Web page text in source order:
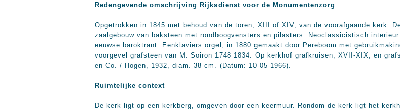
Redengevende omschrijving Rijksdienst voor de Monumentenzorg
Opgetrokken in 1845 met behoud van de toren, XIII of XIV, van de voorafgaande kerk.
zaalgebouw van baksteen met rondboogvensters en pilasters. Neoclassicistisch
eeuwse baroktrant. Eenklaviers orgel, in 1880 gemaakt door Pereboom met
voorgevel grafsteen van M. Soiron 1748 1834. Op kerkhof grafkruisen, XVII-XIX, en
en Co. / Hogen, 1932, diam. 38 cm. (Datum: 10-05-1966).
Ruimtelijke context
De kerk ligt op een kerkberg, omgeven door een keermuur. Rondom de kerk ligt het